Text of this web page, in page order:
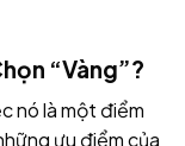
“Vàng”?
nó là một điểm
ưu điểm của